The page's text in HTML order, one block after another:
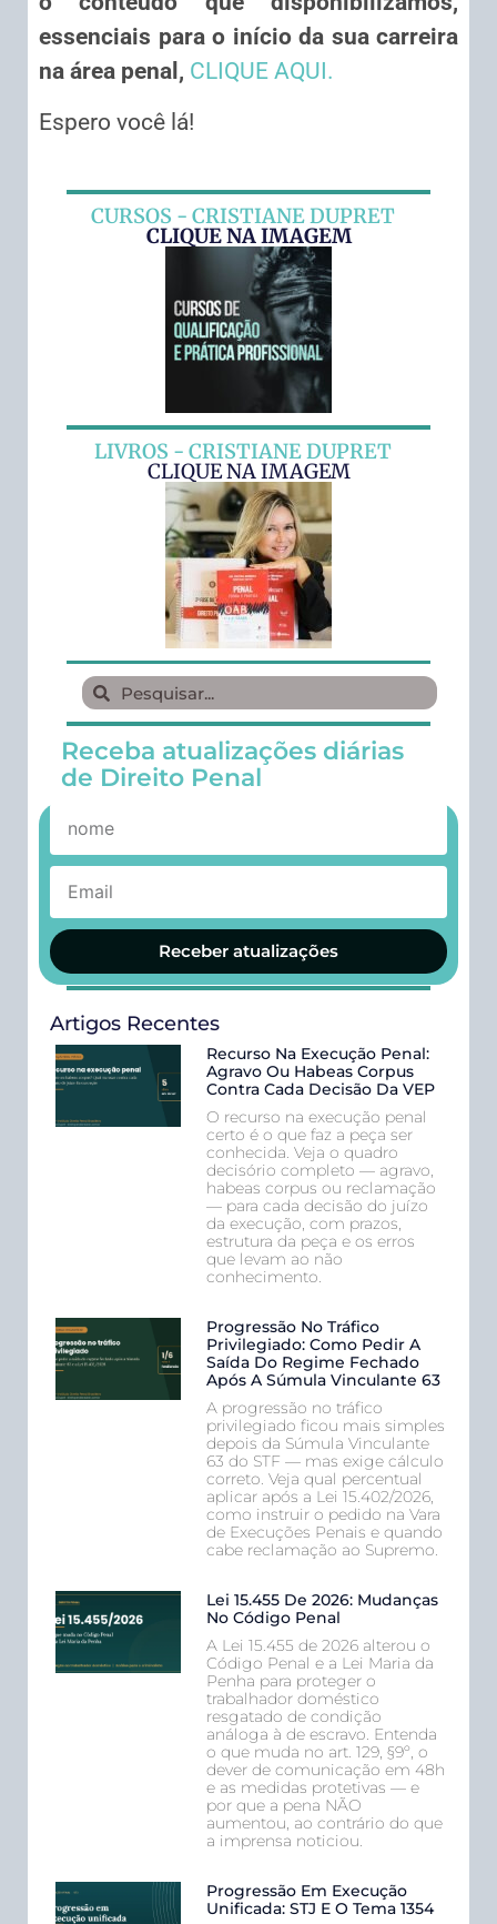
essenciais para o início da sua carreira
na área penal, CLIQUE AQUI.
Espero você lá!
CURSOS - CRISTIANE DUPRET
CLIQUE NA IMAGEM
LIVROS - CRISTIANE DUPRET
CLIQUE NA IMAGEM
Receba atualizações diárias
de Direito Penal
Receber atualizações
Artigos Recentes
Recurso Na Execução Penal:
Agravo Ou Habeas Corpus
Contra Cada Decisão Da VEP
O recurso na execução penal
certo é o que faz a peça ser
conhecida. Veja o quadro
decisório completo — agravo,
habeas corpus ou reclamação
— para cada decisão do juízo
da execução, com prazos,
estrutura da peça e os erros
que levam ao não
conhecimento.
Progressão No Tráfico
Privilegiado: Como Pedir A
Saída Do Regime Fechado
Após A Súmula Vinculante 63
A progressão no tráfico
privilegiado ficou mais simples
depois da Súmula Vinculante
63 do STF — mas exige cálculo
correto. Veja qual percentual
aplicar após a Lei 15.402/2026,
como instruir o pedido na Vara
de Execuções Penais e quando
cabe reclamação ao Supremo.
Lei 15.455 De 2026: Mudanças
No Código Penal
A Lei 15.455 de 2026 alterou o
Código Penal e a Lei Maria da
Penha para proteger o
trabalhador doméstico
resgatado de condição
análoga à de escravo. Entenda
o que muda no art. 129, §9º, o
dever de comunicação em 48h
e as medidas protetivas — e
por que a pena NÃO
aumentou, ao contrário do que
a imprensa noticiou.
Progressão Em Execução
Unificada: STJ E O Tema 1354